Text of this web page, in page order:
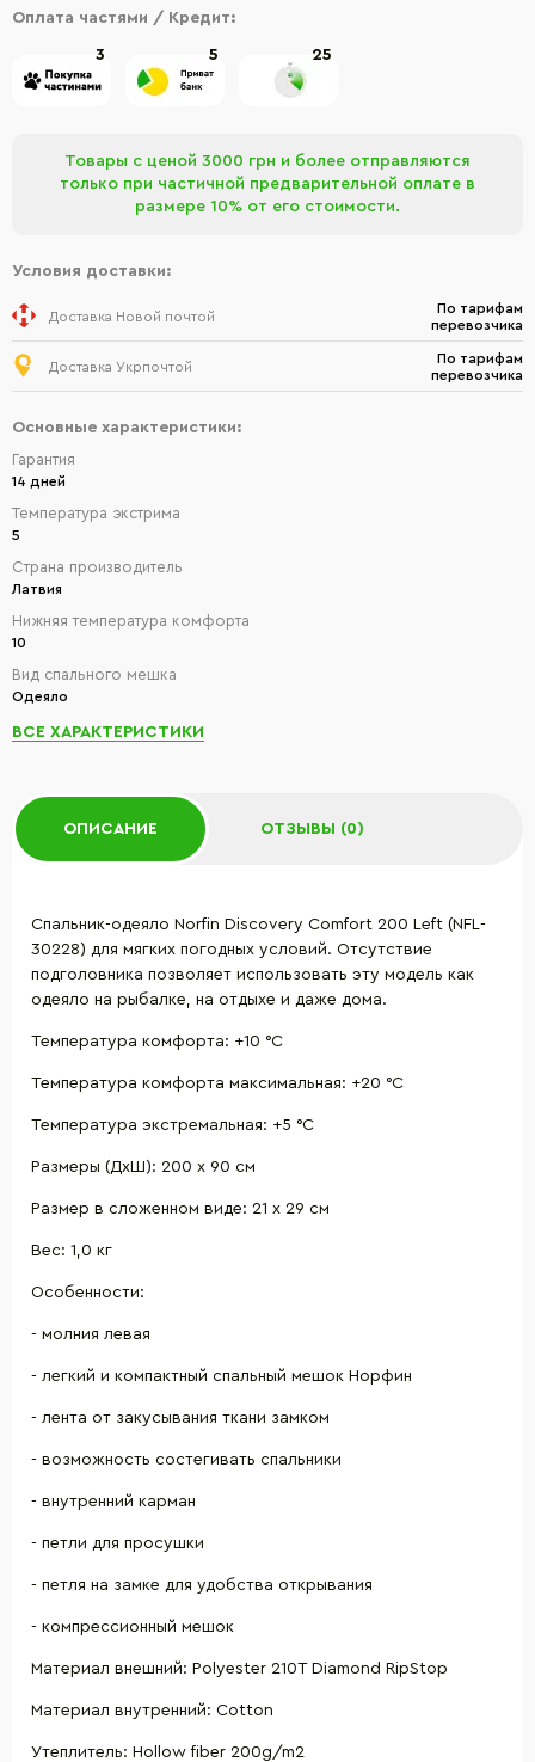
Оплата частями / Кредит:
3 5 25
Товары с ценой 3000 грн и более отправляются
только при частичной предварительной оплате в
размере 10% от его стоимости.
Условия доставки:
Доставка Новой почтой
По тарифам
перевозчика
Доставка Укрпочтой
По тарифам
перевозчика
Основные характеристики:
Гарантия
14 дней
Температура экстрима
5
Страна производитель
Латвия
Нижняя температура комфорта
10
Вид спального мешка
Одеяло
ВСЕ ХАРАКТЕРИСТИКИ
ОПИСАНИЕ ОТЗЫВЫ (0)
Спальник-одеяло Norfin Discovery Comfort 200 Left (NFL-
30228) для мягких погодных условий. Отсутствие
подголовника позволяет использовать эту модель как
одеяло на рыбалке, на отдыхе и даже дома.
Температура комфорта: +10 °С
Температура комфорта максимальная: +20 °С
Температура экстремальная: +5 °С
Размеры (ДхШ): 200 х 90 см
Размер в сложенном виде: 21 x 29 см
Вес: 1,0 кг
Особенности:
- молния левая
- легкий и компактный спальный мешок Норфин
- лента от закусывания ткани замком
- возможность состегивать спальники
- внутренний карман
- петли для просушки
- петля на замке для удобства открывания
- компрессионный мешок
Материал внешний: Polyester 210T Diamond RipStop
Материал внутренний: Cotton
Утеплитель: Hollow fiber 200g/m2